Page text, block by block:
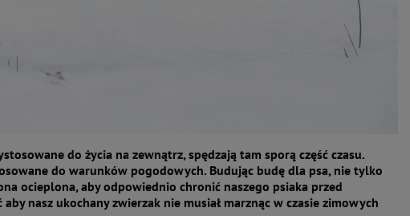
do życia na zewnątrz, spędzają tam sporą część czasu.
do warunków pogodowych. Budując budę dla psa, nie tylko
ocieplona, aby odpowiednio chronić naszego psiaka przed
nasz ukochany zwierzak nie musiał marznąc w czasie zimowych